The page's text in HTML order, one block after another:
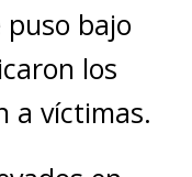
puso bajo
los
a víctimas.